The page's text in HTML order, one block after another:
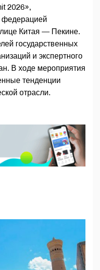
2026»,
федерацией
Китая — Пекине.
государственных
и экспертного
В ходе мероприятия
тенденции
отрасли.